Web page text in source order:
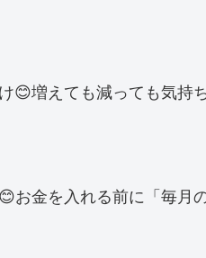
😊増えても減っても気
お金を入れる前に「毎月